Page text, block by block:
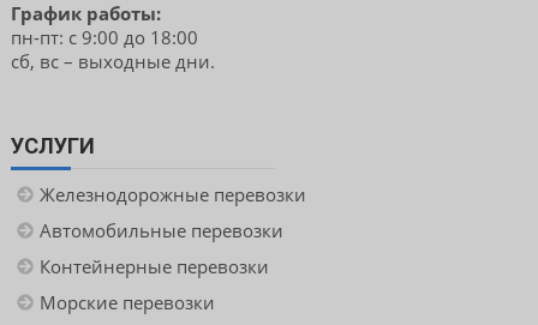
График работы:
пн-пт: с 9:00 до 18:00
сб, вс – выходные дни.
УСЛУГИ
Железнодорожные перевозки
Автомобильные перевозки
Контейнерные перевозки
Морские перевозки